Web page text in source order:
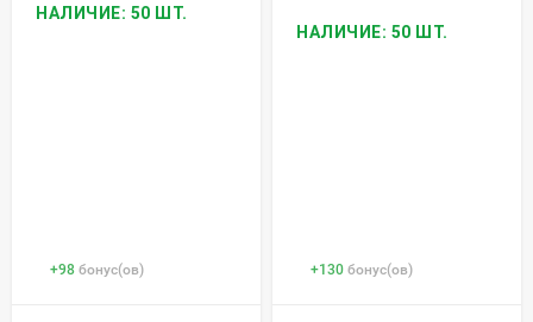
НАЛИЧИЕ: 50 ШТ.
+98 бонус(ов)
НАЛИЧИЕ: 50 ШТ.
+130 бонус(ов)